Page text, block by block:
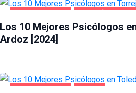
SALUD Y BELLEZA TORREJÓN DE
Los 10 Mejores Psicólogos
Ardoz [2024]
SALUD Y BELLEZA TOLEDO